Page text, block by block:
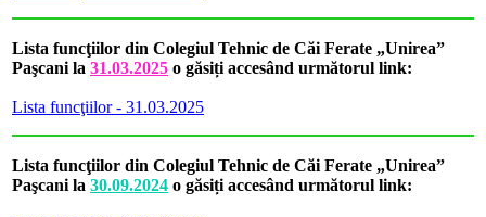
Lista funcţiilor din Colegiul Tehnic de Căi Ferate „Unirea”
Paşcani la 31.03.2025 o găsiți accesând următorul link:
Lista funcţiilor - 31.03.2025
Lista funcţiilor din Colegiul Tehnic de Căi Ferate „Unirea”
Paşcani la 30.09.2024 o găsiți accesând următorul link: